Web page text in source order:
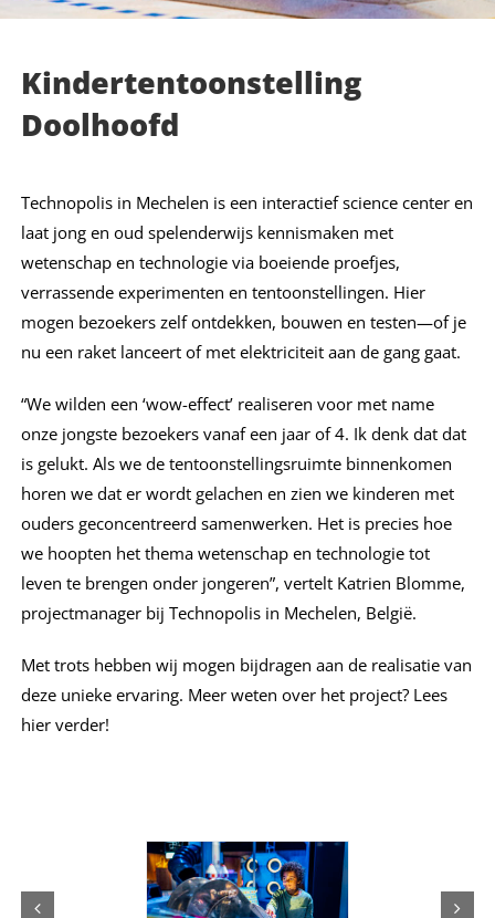
Kindertentoonstelling
Doolhoofd
Technopolis in Mechelen is een interactief science center en
laat jong en oud spelenderwijs kennismaken met
wetenschap en technologie via boeiende proefjes,
verrassende experimenten en tentoonstellingen. Hier
mogen bezoekers zelf ontdekken, bouwen en testen—of je
nu een raket lanceert of met elektriciteit aan de gang gaat.
“We wilden een ‘wow-effect’ realiseren voor met name
onze jongste bezoekers vanaf een jaar of 4. Ik denk dat dat
is gelukt. Als we de tentoonstellingsruimte binnenkomen
horen we dat er wordt gelachen en zien we kinderen met
ouders geconcentreerd samenwerken. Het is precies hoe
we hoopten het thema wetenschap en technologie tot
leven te brengen onder jongeren”, vertelt Katrien Blomme,
projectmanager bij Technopolis in Mechelen, België.
Met trots hebben wij mogen bijdragen aan de realisatie van
deze unieke ervaring. Meer weten over het project? Lees
hier verder!